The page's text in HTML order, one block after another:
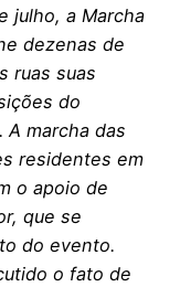
julho, a Marcha
dezenas de
ruas suas
do
A marcha das
residentes em
o apoio de
que se
do evento.
o fato de